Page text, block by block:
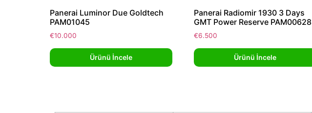
Panerai Luminor Due Goldtech
PAM01045
€10.000
Ürünü İncele
Panerai Radiomir 1930 3 Days
GMT Power Reserve PAM00628
€6.500
Ürünü İncele